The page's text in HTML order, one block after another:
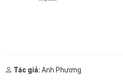
Tác giả: Anh Phương